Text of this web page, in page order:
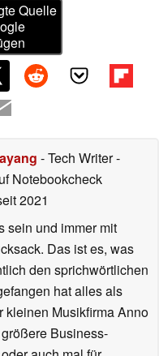
Quelle
- Tech Writer-
Notebookcheck
2021
sein und immer mit
Das ist es, was
den sprichwörtlichen
hat alles als
kleinen Musikfirma Anno
Business-